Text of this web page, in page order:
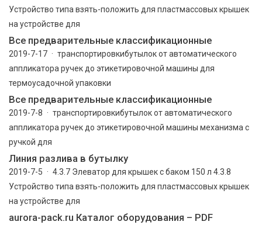
Устройство типа взять-положить для пластмассовых крышек
на устройстве для
Все предварительные классификационные
2019-7-17 · транспортировкибутылок от автоматического
аппликатора ручек до этикетировочной машины для
термоусадочной упаковки
Все предварительные классификационные
2019-7-8 · транспортировкибутылок от автоматического
аппликатора ручек до этикетировочной машины механизма с
ручкой для
Линия разлива в бутылку
2019-7-5 · 4.3.7 Элеватор для крышек с баком 150 л 4.3.8
Устройство типа взять-положить для пластмассовых крышек
на устройстве для
aurora-pack.ru Каталог оборудования – PDF